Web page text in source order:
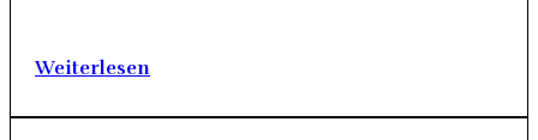
Wei­ter­le­sen